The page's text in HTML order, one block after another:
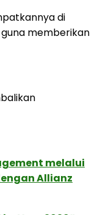
di
memberikan
melalui
Allianz